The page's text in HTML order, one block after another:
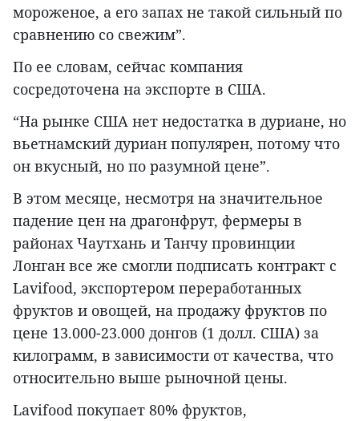
мороженое, а его запах не такой сильный по
сравнению со свежим”.
По ее словам, сейчас компания
сосредоточена на экспорте в США.
“На рынке США нет недостатка в дуриане, но
вьетнамский дуриан популярен, потому что
он вкусный, но по разумной цене”.
В этом месяце, несмотря на значительное
падение цен на драгонфрут, фермеры в
районах Чаутхань и Танчу провинции
Лонган все же смогли подписать контракт с
Lavifood, экспортером переработанных
фруктов и овощей, на продажу фруктов по
цене 13.000-23.000 донгов (1 долл. США) за
килограмм, в зависимости от качества, что
относительно выше рыночной цены.
Lavifood покупает 80% фруктов,